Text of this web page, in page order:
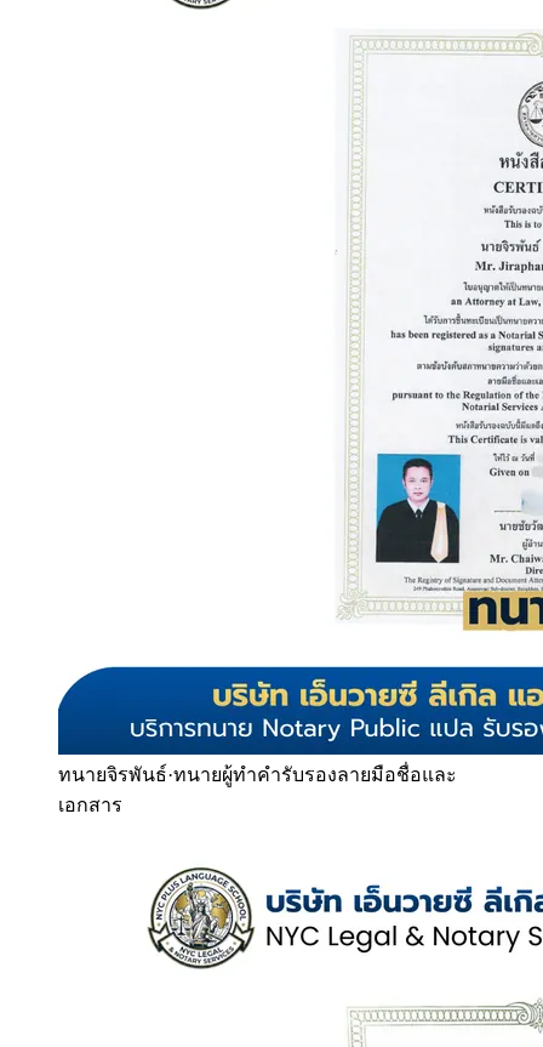
ทนายจิรพันธ์·ทนายผู้ทำคำรับรองลายมือชื่อและ
เอกสาร